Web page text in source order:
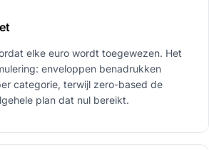
elke euro wordt toegewezen. Het
enveloppen benadrukken
categorie, terwijl zero-based de
plan dat nul bereikt.